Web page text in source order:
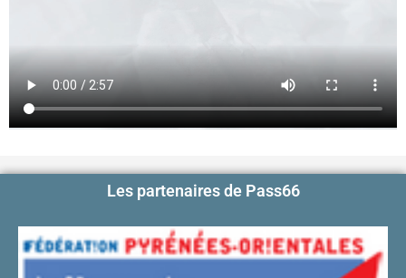
Les partenaires de Pass66